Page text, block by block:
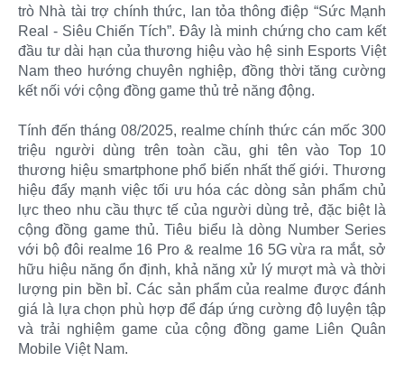
trò Nhà tài trợ chính thức, lan tỏa thông điệp “Sức Mạnh
Real - Siêu Chiến Tích”. Đây là minh chứng cho cam kết
đầu tư dài hạn của thương hiệu vào hệ sinh Esports Việt
Nam theo hướng chuyên nghiệp, đồng thời tăng cường
kết nối với cộng đồng game thủ trẻ năng động.
Tính đến tháng 08/2025, realme chính thức cán mốc 300
triệu người dùng trên toàn cầu, ghi tên vào Top 10
thương hiệu smartphone phổ biến nhất thế giới. Thương
hiệu đẩy mạnh việc tối ưu hóa các dòng sản phẩm chủ
lực theo nhu cầu thực tế của người dùng trẻ, đặc biệt là
cộng đồng game thủ. Tiêu biểu là dòng Number Series
với bộ đôi realme 16 Pro & realme 16 5G vừa ra mắt, sở
hữu hiệu năng ổn định, khả năng xử lý mượt mà và thời
lượng pin bền bỉ. Các sản phẩm của realme được đánh
giá là lựa chọn phù hợp để đáp ứng cường độ luyện tập
và trải nghiệm game của cộng đồng game Liên Quân
Mobile Việt Nam.